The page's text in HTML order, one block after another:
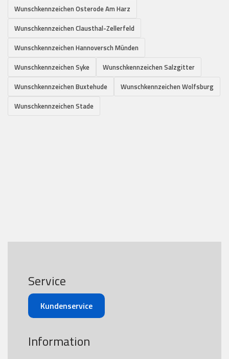
Wunschkennzeichen Osterode Am Harz
Wunschkennzeichen Clausthal-Zellerfeld
Wunschkennzeichen Hannoversch Münden
Wunschkennzeichen Syke
Wunschkennzeichen Salzgitter
Wunschkennzeichen Buxtehude
Wunschkennzeichen Wolfsburg
Wunschkennzeichen Stade
Service
Kundenservice
Information